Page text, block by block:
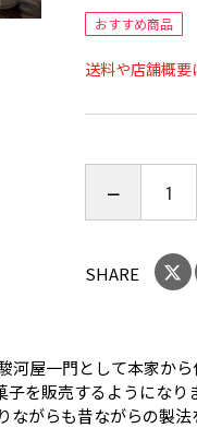
濃縮タイプ
●約３倍の水
●ひやしあ
●アイスクリ
●紅茶に入
●砂糖と生
●ハイボー
＊栓抜きが
おすすめ商品
送料や店舗概要
SHARE
屋一門として本家か
を販売するようにな
がらも昔ながらの製法